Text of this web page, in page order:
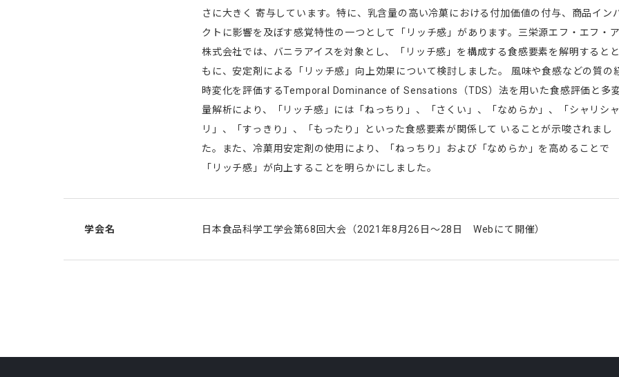
さに大きく 寄与しています。特に、乳含量の高い冷菓における付加価値の付与、商品イン
クトに影響を及ぼす感覚特性の一つとして「リッチ感」があります。三栄源エフ・エフ・
株式会社では、バニラアイスを対象とし、「リッチ感」を構成する食感要素を解明すると
もに、安定剤による「リッチ感」向上効果について検討しました。 風味や食感などの質の
時変化を評価するTemporal Dominance of Sensations（TDS）法を用いた食感評価と多
量解析により、「リッチ感」には「ねっちり」、「さくい」、「なめらか」、「シャリシ
リ」、「すっきり」、「もったり」といった食感要素が関係して いることが示唆されまし
た。また、冷菓用安定剤の使用により、「ねっちり」および「なめらか」を高めることで
「リッチ感」が向上することを明らかにしました。
学会名 日本食品科学工学会第68回大会（2021年8月26日～28日 Webにて開催）